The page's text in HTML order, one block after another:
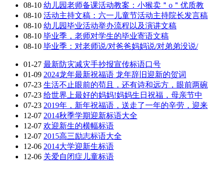
08-10 幼儿园老师备课活动教案：小猴卖＂o＂优质教
08-10 活动主持文稿：六一儿童节活动主持院长发言稿
08-10 幼儿园毕业活动举办流程以及演讲文稿
08-10 毕业季，老师对学生的毕业寄语文稿
08-10 毕业季：对老师说/对爸爸妈妈说/对弟弟没说/
01-27 最新防灾减灾手抄报宣传标语口号
01-09 2024龙年最新祝福语 龙年辞旧迎新的贺词
07-23 生活不止眼前的苟且，还有诗和远方，眼前两碗
07-23 给世界上最好的妈妈!妈妈生日祝福，母亲节中
07-23 2019年，新年祝福语，送走了一年的辛劳，迎来
12-07 2014秋季学期迎新标语大全
12-07 欢迎新生的横幅标语
12-07 2015高三励志标语大全
12-06 2014大学迎新生标语
12-06 关爱自闭症儿童标语